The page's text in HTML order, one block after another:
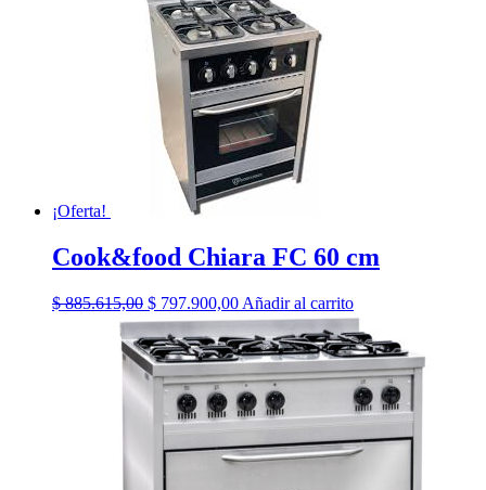
¡Oferta!
Cook&food Chiara FC 60 cm
$885.615,00 El
precio
original
era:
$ 885.615,00.
$ 797.900,00El
precio
actual
es:
$ 797.900,00.
Añadir al carrito